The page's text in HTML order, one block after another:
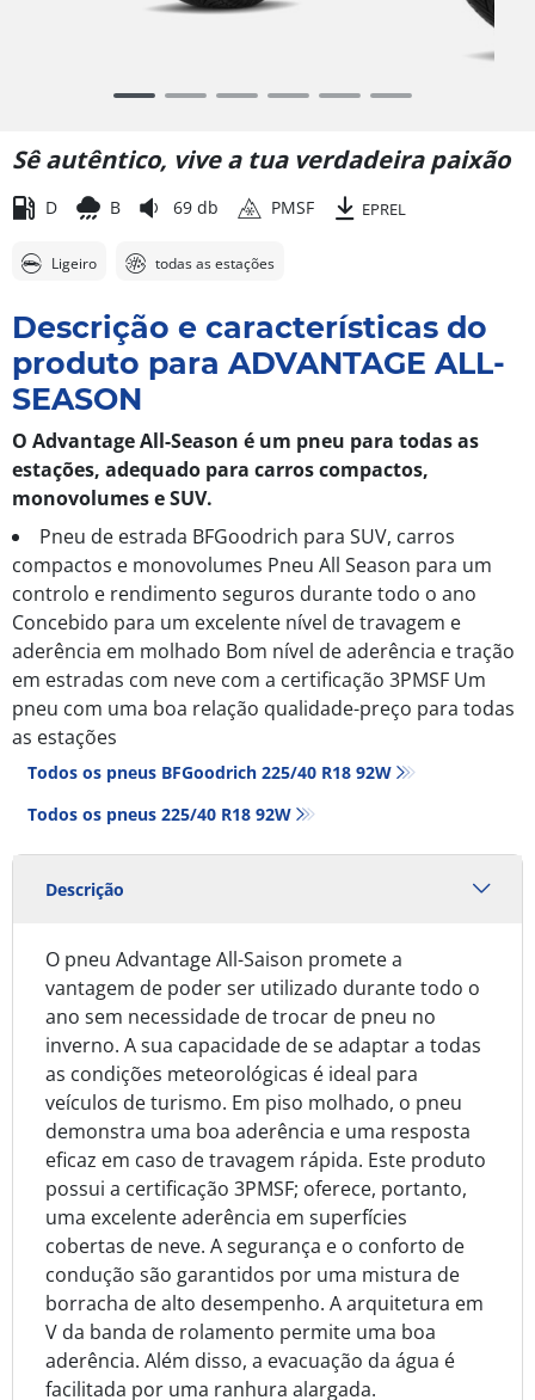
6
Sê autêntico, vive a tua verdadeira paixão
D B 69 db PMSF EPREL
Ligeiro todas as estações
Descrição e características do
produto para ADVANTAGE ALL-
SEASON
O Advantage All-Season é um pneu para todas as
estações, adequado para carros compactos,
monovolumes e SUV.
Pneu de estrada BFGoodrich para SUV, carros
compactos e monovolumes Pneu All Season para um
controlo e rendimento seguros durante todo o ano
Concebido para um excelente nível de travagem e
aderência em molhado Bom nível de aderência e tração
em estradas com neve com a certificação 3PMSF Um
pneu com uma boa relação qualidade-preço para todas
as estações
Todos os pneus BFGoodrich 225/40 R18 92W
Todos os pneus‎ 225/40 R18 92W
Descrição
O pneu Advantage All-Saison promete a
vantagem de poder ser utilizado durante todo o
ano sem necessidade de trocar de pneu no
inverno. A sua capacidade de se adaptar a todas
as condições meteorológicas é ideal para
veículos de turismo. Em piso molhado, o pneu
demonstra uma boa aderência e uma resposta
eficaz em caso de travagem rápida. Este produto
possui a certificação 3PMSF; oferece, portanto,
uma excelente aderência em superfícies
cobertas de neve. A segurança e o conforto de
condução são garantidos por uma mistura de
borracha de alto desempenho. A arquitetura em
V da banda de rolamento permite uma boa
aderência. Além disso, a evacuação da água é
facilitada por uma ranhura alargada.